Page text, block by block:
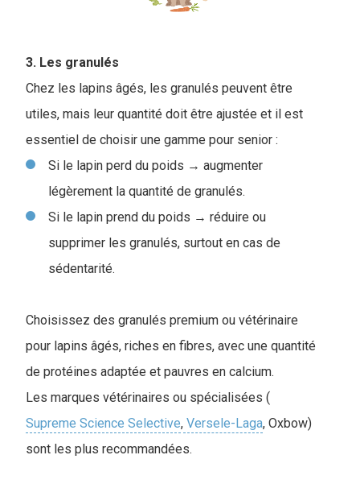
3. Les granulés
Chez les lapins âgés, les granulés peuvent être
utiles, mais leur quantité doit être ajustée et il est
essentiel de choisir une gamme pour senior :
Si le lapin perd du poids → augmenter
légèrement la quantité de granulés.
Si le lapin prend du poids → réduire ou
supprimer les granulés, surtout en cas de
sédentarité.
Choisissez des granulés premium ou vétérinaire
pour lapins âgés, riches en fibres, avec une quantité
de protéines adaptée et pauvres en calcium.
Les marques vétérinaires ou spécialisées (
Supreme Science Selective, Versele-Laga, Oxbow)
sont les plus recommandées.